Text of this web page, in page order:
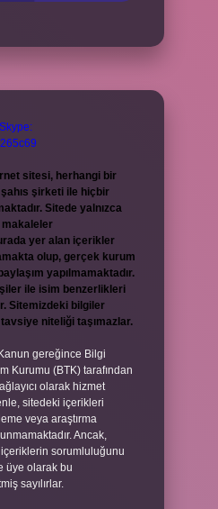
Skype:
sitesi, herhangi bir
şirketi ile hiçbir
Sitede yalnızca
makaleler
yer alan içerikler
olup, gerçek kurum
yapılmamaktadır.
ile isim benzerlikleri
Sitemizdeki bilgiler
niteliği taşımazlar.
gereğince Bilgi
Kurumu (BTK) tarafından
olarak hizmet
sitedeki içerikleri
veya araştırma
Ancak,
içeriklerin sorumluluğunu
üye olarak bu
sayılırlar.